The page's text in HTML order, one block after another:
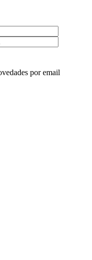
por email